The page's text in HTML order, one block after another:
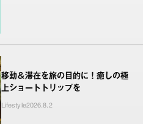
移動＆滞在を旅の目的に！癒しの極
上ショートトリップを
Lifestyle2026.8.2